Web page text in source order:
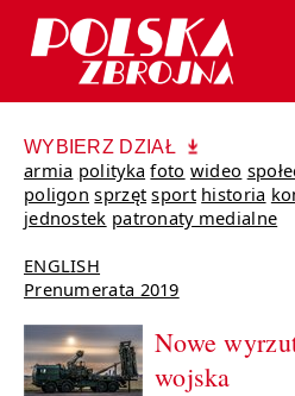
WYBIERZ DZIAŁ
armia polityka foto wideo
poligon sprzęt sport historia
jednostek patronaty medialne
ENGLISH
Prenumerata 2019
Nowe
wojska